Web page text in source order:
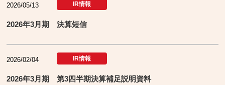
2026/05/13 IR情報
2026年3月期 決算短信
2026/02/04 IR情報
2026年3月期 第3四半期決算補足説明資料